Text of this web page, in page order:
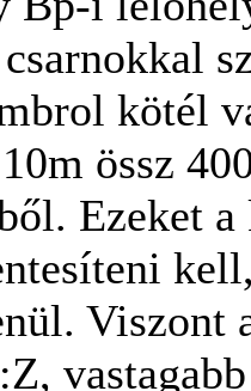
csarnokkal
kötél
össz
Ezeket
Viszont